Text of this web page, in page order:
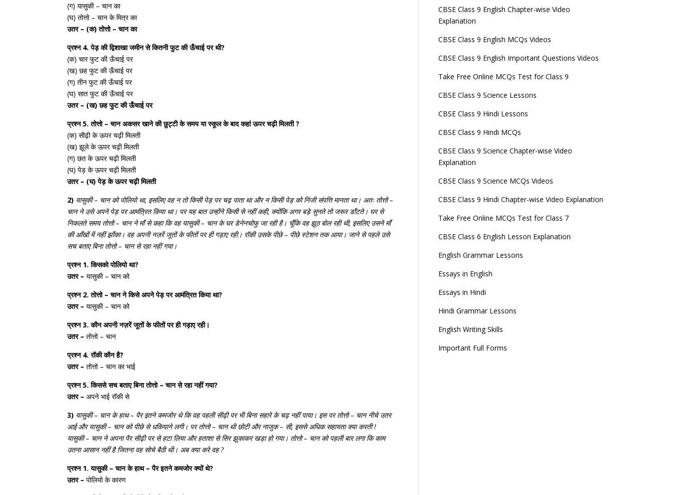
(ग) यासुकी – चान का
(घ) तोत्तो – चान के मित्र का
उतर – (क) तोत्तो – चान का
प्रश्न 4. पेड़ की द्विशाखा जमीन से कितनी फुट की ऊँचाई पर थी?
(क) चार फुट की ऊँचाई पर
(ख) छह फुट की ऊँचाई पर
(ग) तीन फुट की ऊँचाई पर
(घ) सात फुट की ऊँचाई पर
उतर – (ख) छह फुट की ऊँचाई पर
प्रश्न 5. तोत्तो – चान अकसर खाने की छुट्टी के समय या स्कूल के बाद कहां ऊपर चढ़ी मिलती ?
(क) सीढ़ी के ऊपर चढ़ी मिलती
(ख) झूले के ऊपर चढ़ी मिलती
(ग) छत के ऊपर चढ़ी मिलती
(घ) पेड़ के ऊपर चढ़ी मिलती
उतर – (घ) पेड़ के ऊपर चढ़ी मिलती
2) यासुकी – चान को पोलियो था, इसलिए वह न तो किसी पेड़ पर चढ़ पाता था और न किसी पेड़ को निजी संपत्ति मानता था। अतः तोत्तो –
चान ने उसे अपने पेड़ पर आमंत्रित किया था। पर यह बात उन्होंने किसी से नहीं कही, क्योंकि अगर बड़े सुनते तो जरूर डाँटते। घर से
निकलते समय तोत्तो – चान ने माँ से कहा कि वह यासुकी – चान के घर डेनेनचोफु जा रही है। चूँकि वह झूठ बोल रही थी, इसलिए उसने माँ
की आँखों में नहीं झाँका। वह अपनी नज़रें जूतों के फीतों पर ही गड़ाए रही। रॉकी उसके पीछे – पीछे स्टेशन तक आया। जाने से पहले उसे
सच बताए बिना तोत्तो – चान से रहा नहीं गया।
प्रश्न 1. किसको पोलियो था?
उतर – यासुकी – चान को
प्रश्न 2. तोत्तो – चान ने किसे अपने पेड़ पर आमंत्रित किया था?
उतर – यासुकी – चान को
प्रश्न 3. कौन अपनी नज़रें जूतों के फीतों पर ही गड़ाए रही।
उतर – तोत्तो – चान
प्रश्न 4. रॉकी कौन है?
उतर – तोत्तो – चान का भाई
प्रश्न 5. किससे सच बताए बिना तोत्तो – चान से रहा नहीं गया?
उतर – अपने भाई रॉकी से
3) यासुकी – चान के हाथ – पैर इतने कमजोर थे कि वह पहली सीढ़ी पर भी बिना सहारे के चढ़ नहीं पाया। इस पर तोत्तो – चान नीचे उतर
आई और यासुकी – चान को पीछे से धकियाने लगी। पर तोत्तो – चान थी छोटी और नाजुक – सी, इससे अधिक सहायता क्या करती !
यासुकी – चान ने अपना पैर सीढ़ी पर से हटा लिया और हताशा से सिर झुकाकर खड़ा हो गया। तोत्तो – चान को पहली बार लगा कि काम
उतना आसान नहीं है जितना वह सोचे बैठी थी। अब क्या करे वह ?
प्रश्न 1. यासुकी – चान के हाथ – पैर इतने कमजोर क्यों थे?
उतर – पोलियो के कारण
CBSE Class 9 English Chapter-wise Video
Explanation
CBSE Class 9 English MCQs Videos
CBSE Class 9 English Important Questions Videos
Take Free Online MCQs Test for Class 9
CBSE Class 9 Science Lessons
CBSE Class 9 Hindi Lessons
CBSE Class 9 Hindi MCQs
CBSE Class 9 Science Chapter-wise Video
Explanation
CBSE Class 9 Science MCQs Videos
CBSE Class 9 Hindi Chapter-wise Video Explanation
Take Free Online MCQs Test for Class 7
CBSE Class 6 English Lesson Explanation
English Grammar Lessons
Essays in English
Essays in Hindi
Hindi Grammar Lessons
English Writing Skills
Important Full Forms